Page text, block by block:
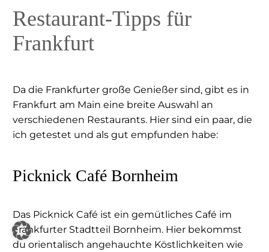
Restaurant-Tipps für
Frankfurt
Da die Frankfurter große Genießer sind, gibt es in
Frankfurt am Main eine breite Auswahl an
verschiedenen Restaurants. Hier sind ein paar, die
ich getestet und als gut empfunden habe:
Picknick Café Bornheim
Das Picknick Café ist ein gemütliches Café im
Frankfurter Stadtteil Bornheim. Hier bekommst
du orientalisch angehauchte Köstlichkeiten wie